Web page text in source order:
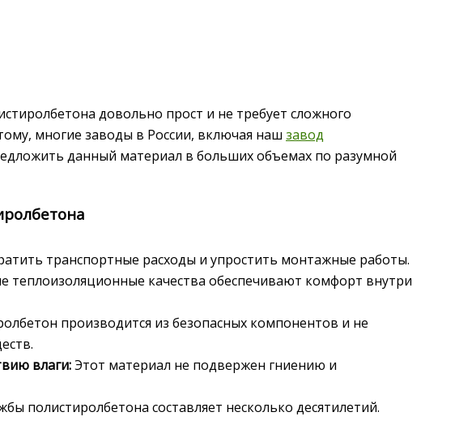
довольно прост и не требует сложного
многие заводы в России, включая наш завод
данный материал в больших объемах по разумной
транспортные расходы и упростить монтажные работы.
теплоизоляционные качества обеспечивают комфорт внутри
производится из безопасных компонентов и не
влаги:Этот материал не подвержен гниению и
полистиролбетона составляет несколько десятилетий.